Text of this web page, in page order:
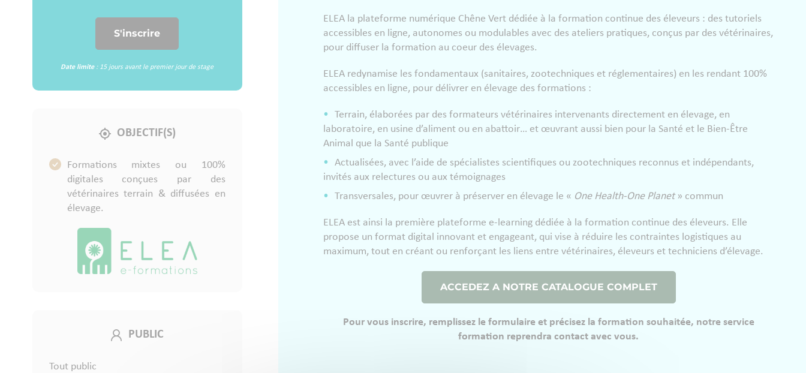
ELEA la plateforme numérique Chêne Vert dédiée à la formation continue des éleveurs : des tutoriels
accessibles en ligne, autonomes ou modulables avec des ateliers pratiques, conçus par des vétérinaires,
pour diffuser la formation au coeur des élevages.
ELEA redynamise les fondamentaux (sanitaires, zootechniques et réglementaires) en les rendant 100%
accessibles en ligne, pour délivrer en élevage des formations :
Terrain, élaborées par des formateurs vétérinaires intervenants directement en élevage, en
laboratoire, en usine d’aliment ou en abattoir… et œuvrant aussi bien pour la Santé et le Bien-Être
Animal que la Santé publique
Actualisées, avec l’aide de spécialistes scientifiques ou zootechniques reconnus et indépendants,
invités aux relectures ou aux témoignages
Transversales, pour œuvrer à préserver en élevage le « One Health-One Planet» commun
ELEA est ainsi la première plateforme e-learning dédiée à la formation continue des éleveurs. Elle
propose un format digital innovant et engageant, qui vise à réduire les contraintes logistiques au
maximum, tout en créant ou renforçant les liens entre vétérinaires, éleveurs et techniciens d’élevage.
ACCEDEZ A NOTRE CATALOGUE COMPLET
Pour vous inscrire, remplissez le formulaire et précisez la formation souhaitée, notre service
formation reprendra contact avec vous.
Date limite: 15 jours avant le premier jour de stage
OBJECTIF(S)
Formations mixtes ou 100%
digitales conçues par des
vétérinaires terrain & diffusées en
élevage.
PUBLIC
Tout public